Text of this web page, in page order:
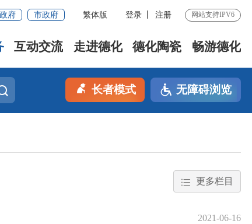
府 市政府 繁体版 登录 注册 网站支持IPV6
互动交流 走进德化 德化陶瓷 畅游德化
长者模式 无障碍浏览
更多栏目
2021-06-16